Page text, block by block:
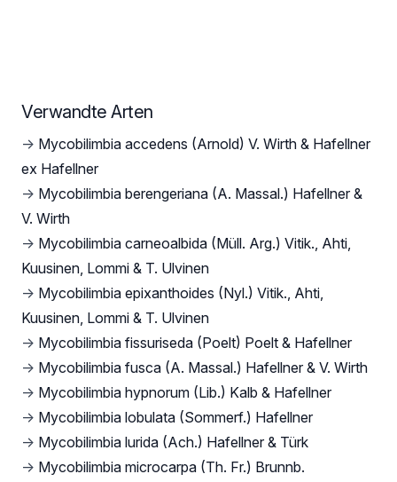
Verwandte Arten
→ Mycobilimbia accedens (Arnold) V. Wirth & Hafellner
ex Hafellner
→ Mycobilimbia berengeriana (A. Massal.) Hafellner &
V. Wirth
→ Mycobilimbia carneoalbida (Müll. Arg.) Vitik., Ahti,
Kuusinen, Lommi & T. Ulvinen
→ Mycobilimbia epixanthoides (Nyl.) Vitik., Ahti,
Kuusinen, Lommi & T. Ulvinen
→ Mycobilimbia fissuriseda (Poelt) Poelt & Hafellner
→ Mycobilimbia fusca (A. Massal.) Hafellner & V. Wirth
→ Mycobilimbia hypnorum (Lib.) Kalb & Hafellner
→ Mycobilimbia lobulata (Sommerf.) Hafellner
→ Mycobilimbia lurida (Ach.) Hafellner & Türk
→ Mycobilimbia microcarpa (Th. Fr.) Brunnb.